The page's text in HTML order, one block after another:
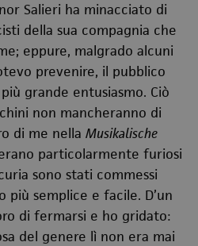
Salieri ha minacciato di
della sua compagnia che
eppure, malgrado alcuni
prevenire, il pubblico
grande entusiasmo. Ciò
non mancheranno di
di me nella Musikalische
particolarmente furiosi
sono stati commessi
semplice e facile. D’un
di fermarsi e ho gridato:
del genere lì non era mai